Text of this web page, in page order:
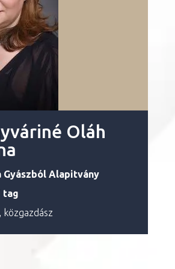
Oláh
Gyászból Alapitvány
tag
közgazdász